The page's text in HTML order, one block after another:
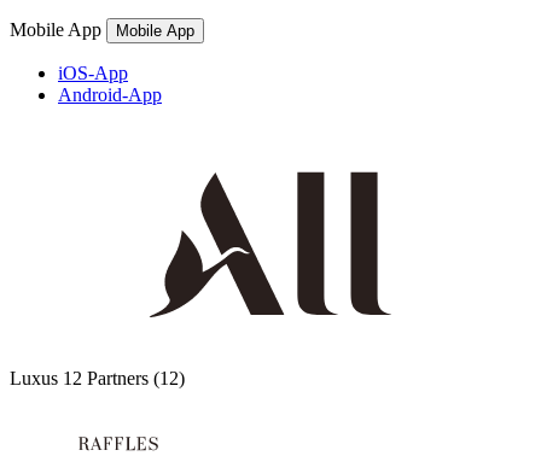
Mobile App Mobile App
iOS-App
Android-App
Luxus 12 Partners (12)